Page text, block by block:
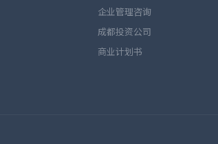
企业管理咨询
成都投资公司
商业计划书